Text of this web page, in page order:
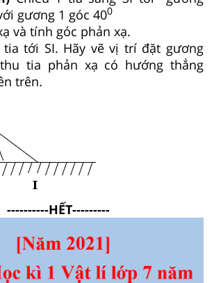
gương 1 góc 400
và tính góc phản xạ.
tia tới SI. Hãy vẽ vị trí đặt gương
tia phản xạ có hướng thẳng
trên.
----------HẾT---------